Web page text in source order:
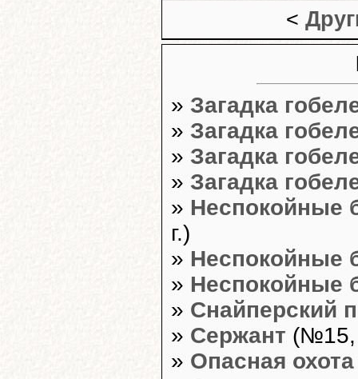
<
» Загадка
» Загадка
» Загадка
» Загадка
» Неспокойные
г.)
» Неспокойные
» Неспокойные
» Снайперский
» Сержант (№15,
» Опасная охота